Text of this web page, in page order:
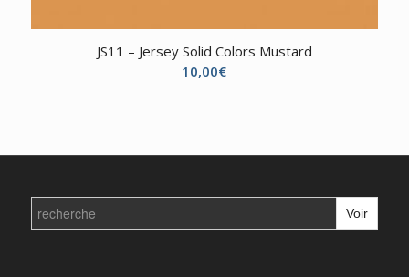
JS11 – Jersey Solid Colors Mustard
10,00€
Search
for: